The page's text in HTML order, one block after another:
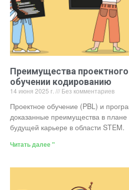
Преимущества
обучении кодированию
14 июня 2025 г. Без комментариев
Проектное обучение (PBL) и
доказанные преимущества в плане
будущей карьере в области STEM.
Читать далее "